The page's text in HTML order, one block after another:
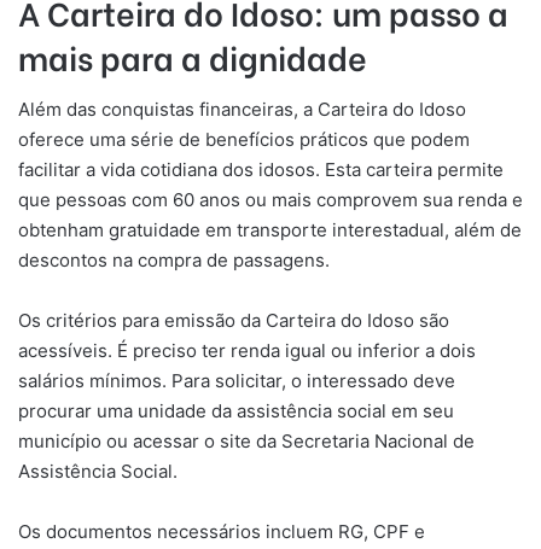
A Carteira do Idoso: um passo a
mais para a dignidade
Além das conquistas financeiras, a Carteira do Idoso
oferece uma série de benefícios práticos que podem
facilitar a vida cotidiana dos idosos. Esta carteira permite
que pessoas com 60 anos ou mais comprovem sua renda e
obtenham gratuidade em transporte interestadual, além de
descontos na compra de passagens.
Os critérios para emissão da Carteira do Idoso são
acessíveis. É preciso ter renda igual ou inferior a dois
salários mínimos. Para solicitar, o interessado deve
procurar uma unidade da assistência social em seu
município ou acessar o site da Secretaria Nacional de
Assistência Social.
Os documentos necessários incluem RG, CPF e